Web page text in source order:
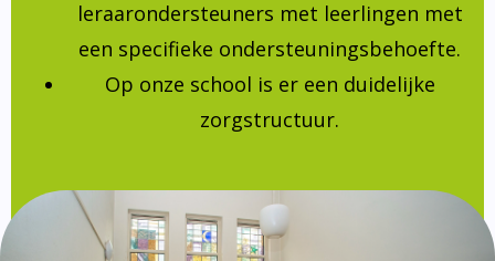
leraarondersteuners met leerlingen met
een specifieke ondersteuningsbehoefte.
Op onze school is er een duidelijke
zorgstructuur.